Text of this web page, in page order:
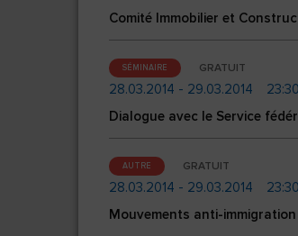
Comité Immobilier et
SÉMINAIRE GRATUIT
28.03.2014 - 29.03.2014
Dialogue avec le Service
AUTRE GRATUIT
28.03.2014 - 29.03.2014
Mouvements anti-